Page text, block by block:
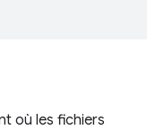
où les fichiers